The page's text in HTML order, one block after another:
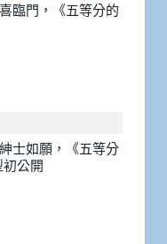
臨門，《五等分的
士如願，《五等分
公開